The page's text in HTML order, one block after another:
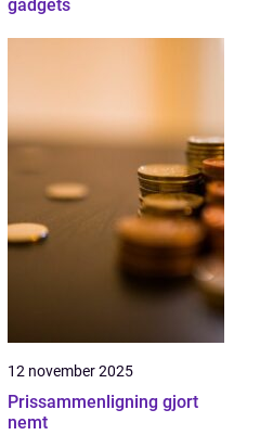
gadgets
12 november 2025
Prissammenligning gjort
nemt